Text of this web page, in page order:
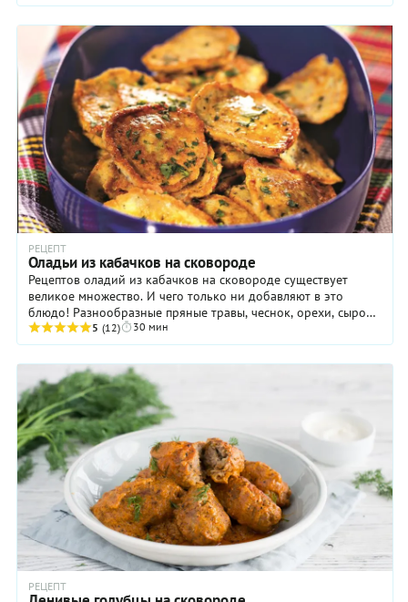
РЕЦЕПТ
Оладьи из кабачков на сковороде
Рецептов оладий из кабачков на сковороде существует
великое множество. И чего только ни добавляют в это
блюдо! Разнообразные пряные травы, чеснок, орехи, сырой
картофель и многое другое. Мы же ...
5 (12) 30 мин
РЕЦЕПТ